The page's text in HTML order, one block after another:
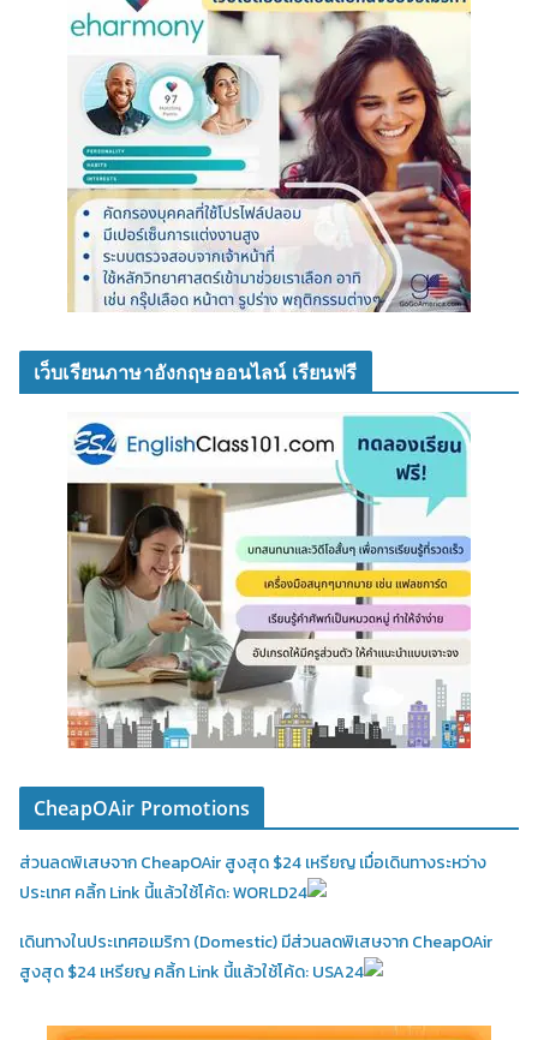
เว็บเรียนภาษาอังกฤษออนไลน์ เรียนฟรี
CheapOAir Promotions
ส่วนลดพิเสษจาก CheapOAir สูงสุด $24 เหรียญ เมื่อเดินทางระหว่าง
ประเทศ คลิ้ก Link นี้แล้วใช้โค้ด: WORLD24
เดินทางในประเทศอเมริกา (Domestic)มีส่วนลดพิเสษจาก CheapOAir
สูงสุด $24 เหรียญ คลิ้ก Link นี้แล้วใช้โค้ด: USA24